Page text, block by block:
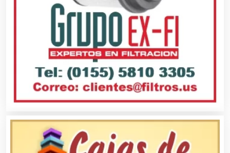
Artículos para el Hogar
Artículos para Regalos
Artículos Personales